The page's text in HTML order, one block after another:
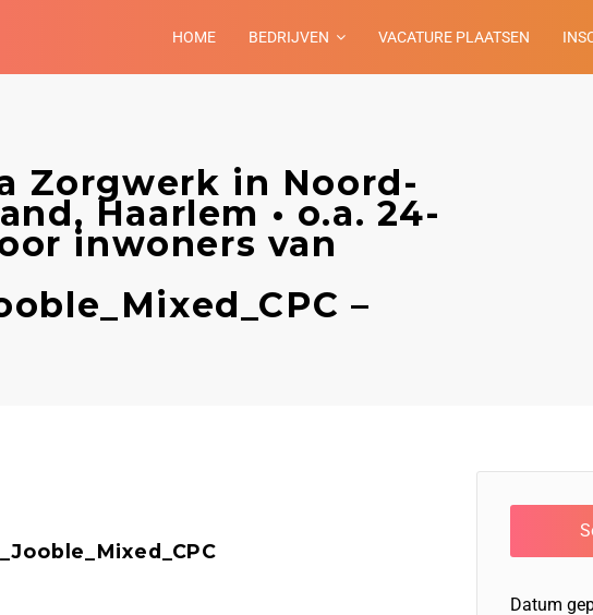
HOME BEDRIJVEN VACATURE PLAATSEN
Zorgwerk in Noord-
Haarlem • o.a. 24-
inwoners van
–
Datum